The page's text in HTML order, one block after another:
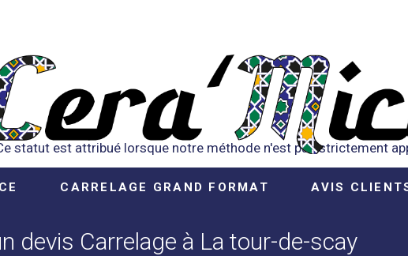
statut est attribué lorsque notre méthode n'est pas strictement
CARRELAGE GRAND FORMAT AVIS
devis Carrelage à La tour-de-scay